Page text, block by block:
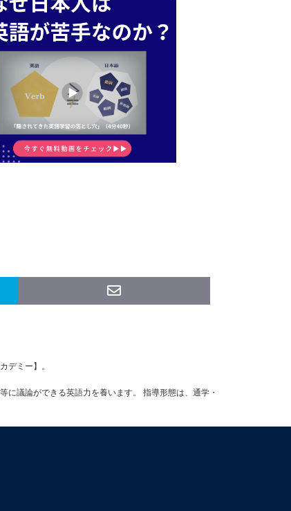
デミー】。
議論ができる英語力を養います。 指導形態は、通学・